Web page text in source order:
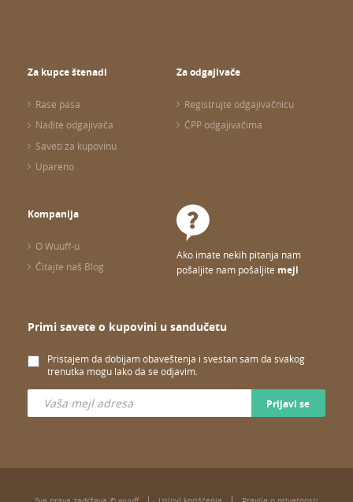
Za kupce štenadi
Rase pasa
Nađite odgajivača
Saveti za kupovinu
Upareno
Za odgajivače
Registrujte odgajivačnicu
ČPP odgajivačima
Kompanija
O Wuuff-u
Čitajte naš Blog
Ako imate nekih pitanja nam
pošaljite nam pošaljite mejl
Primi savete o kupovini u sandučetu
Pristajem da dobijam obaveštenja i svestan sam da svakog
trenutka mogu lako da se odjavim.
Prijavi se